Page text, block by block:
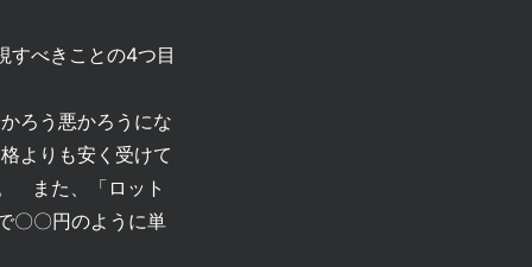
すべきことの4つ目
ろう悪かろうにな
よりも安く受けて
また、「ロット
〇〇円のように単